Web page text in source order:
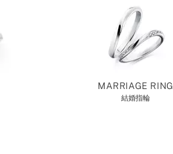
MARRIAGE RING
結婚指輪